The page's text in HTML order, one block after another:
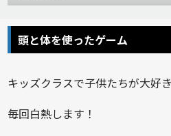
頭と体を使ったゲーム
キッズクラスで子供たちが大好
毎回白熱します！